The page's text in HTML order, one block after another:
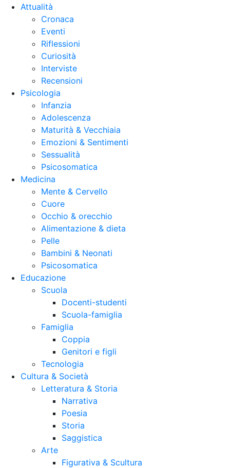
Attualità
Cronaca
Eventi
Riflessioni
Curiosità
Interviste
Recensioni
Psicologia
Infanzia
Adolescenza
Maturità & Vecchiaia
Emozioni & Sentimenti
Sessualità
Psicosomatica
Medicina
Mente & Cervello
Cuore
Occhio & orecchio
Alimentazione & dieta
Pelle
Bambini & Neonati
Psicosomatica
Educazione
Scuola
Docenti-studenti
Scuola-famiglia
Famiglia
Coppia
Genitori e figli
Tecnologia
Cultura & Società
Letteratura & Storia
Narrativa
Poesia
Storia
Saggistica
Arte
Figurativa & Scultura